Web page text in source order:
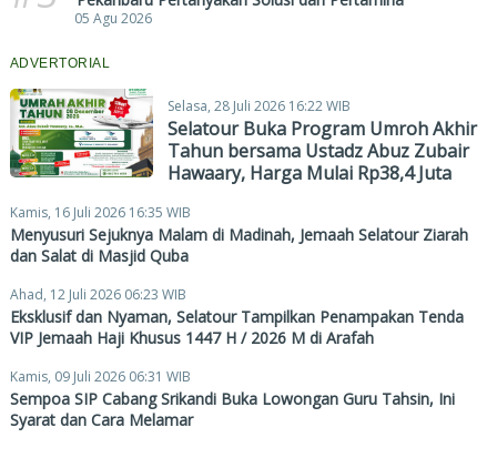
05 Agu 2026
ADVERTORIAL
Selasa, 28 Juli 2026 16:22 WIB
Selatour Buka Program Umroh Akhir
Tahun bersama Ustadz Abuz Zubair
Hawaary, Harga Mulai Rp38,4 Juta
Kamis, 16 Juli 2026 16:35 WIB
Menyusuri Sejuknya Malam di Madinah, Jemaah Selatour Ziarah
dan Salat di Masjid Quba
Ahad, 12 Juli 2026 06:23 WIB
Eksklusif dan Nyaman, Selatour Tampilkan Penampakan Tenda
VIP Jemaah Haji Khusus 1447 H / 2026 M di Arafah
Kamis, 09 Juli 2026 06:31 WIB
Sempoa SIP Cabang Srikandi Buka Lowongan Guru Tahsin, Ini
Syarat dan Cara Melamar